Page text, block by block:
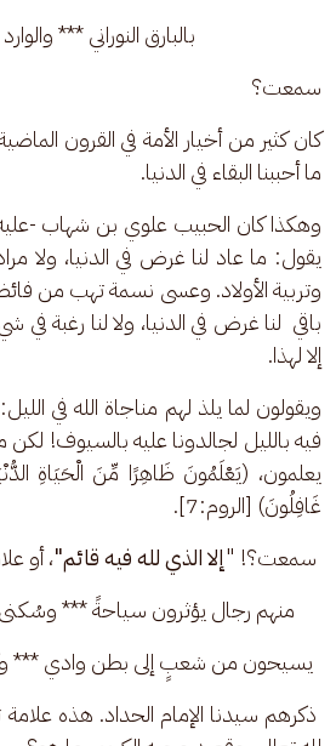
بالبارق النوراني *** والوارد
سمعت؟
كان كثير من أخيار الأمة في القرون
ما أحببنا البقاء في الدنيا.
وهكذا كان الحبيب علوي بن شهاب -عليه
يقول: ما عاد لنا غرض في الدنيا، ولا
وتربية الأولاد. وعسى نسمة تهب من فائض
باقي  لنا غرض في الدنيا، ولا لنا رغبة في
إلا لهذا.
ويقولون لما يلذ لهم مناجاة الله في
فيه بالليل لجالدونا عليه بالسيوف! لكن
يعلمون، (يَعْلَمُونَ ظَاهِرًا مِّنَ الْحَيَاةِ
غَافِلُونَ) [الروم:7].
سمعت؟! "إلا الذي لله فيه قائم"، أو
منهم رجال يؤثرون سياحةً *** وسُكنى
يسيحون من شعبٍ إلى بطن وادي ***
ذكرهم سيدنا الإمام الحداد. هذه